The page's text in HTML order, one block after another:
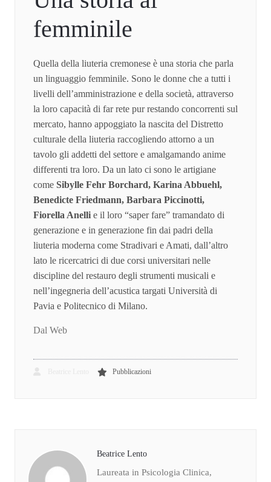
femminile
Quella della liuteria cremonese è una storia che parla
un linguaggio femminile. Sono le donne che a tutti i
livelli dell’amministrazione e della società, attraverso
la loro capacità di far rete pur restando concorrenti sul
mercato, hanno appoggiato la nascita del Distretto
culturale della liuteria raccogliendo attorno a un
tavolo gli addetti del settore e amalgamando anime
differenti tra loro. Da un lato ci sono le artigiane
come Sibylle Fehr Borchard, Karina Abbuehl,
Benedicte Friedmann, Barbara Piccinotti,
Fiorella Anelli e il loro “saper fare” tramandato di
generazione e in generazione fin dai padri della
liuteria moderna come Stradivari e Amati, dall’altro
lato le ricercatrici di due corsi universitari nelle
discipline del restauro degli strumenti musicali e
nell’ingegneria dell’acustica targati Università di
Pavia e Politecnico di Milano.
Dal Web
Pubblicazioni
Beatrice Lento
Laureata in Psicologia Clinica,